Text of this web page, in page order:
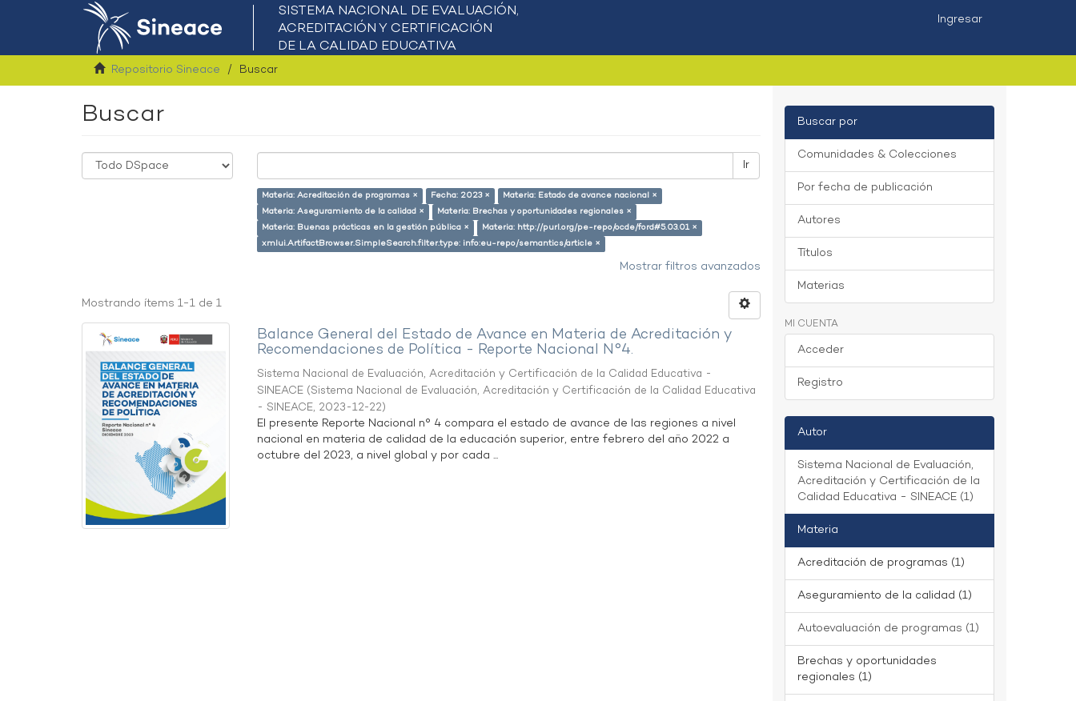
Ingresar
Repositorio Sineace Buscar
Buscar
Ir
Materia: Acreditación de programas × Fecha: 2023 ×
Materia: Estado de avance nacional ×
Materia: Aseguramiento de la calidad ×
Materia: Brechas y oportunidades regionales ×
Materia: Buenas prácticas en la gestión pública ×
Materia: http://purl.org/pe-repo/ocde/ford#5.03.01 ×
xmlui.ArtifactBrowser.SimpleSearch.filter.type: info:eu-repo/semantics/article ×
Mostrar filtros avanzados
Mostrando ítems 1-1 de 1
Balance General del Estado de Avance en Materia de Acreditación y
Recomendaciones de Política - Reporte Nacional N°4.
Sistema Nacional de Evaluación, Acreditación y Certificación de la Calidad Educativa -
SINEACE (Sistema Nacional de Evaluación, Acreditación y Certificación de la Calidad Educativa
- SINEACE, 2023-12-22)
El presente Reporte Nacional n° 4 compara el estado de avance de las regiones a nivel
nacional en materia de calidad de la educación superior, entre febrero del año 2022 a
octubre del 2023, a nivel global y por cada ...
Buscar por
Comunidades & Colecciones
Por fecha de publicación
Autores
Títulos
Materias
MI CUENTA
Acceder
Registro
Autor
Sistema Nacional de Evaluación,
Acreditación y Certificación de la
Calidad Educativa - SINEACE (1)
Materia
Acreditación de programas (1)
Aseguramiento de la calidad (1)
Autoevaluación de programas (1)
Brechas y oportunidades
regionales (1)